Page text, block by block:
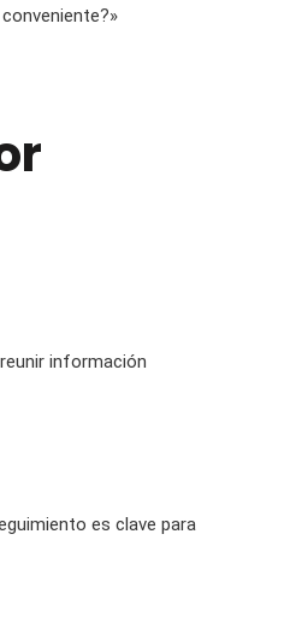
información
es clave para